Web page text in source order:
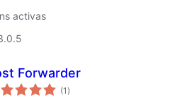
activas
Forwarder
(1 valoracións
totais
)